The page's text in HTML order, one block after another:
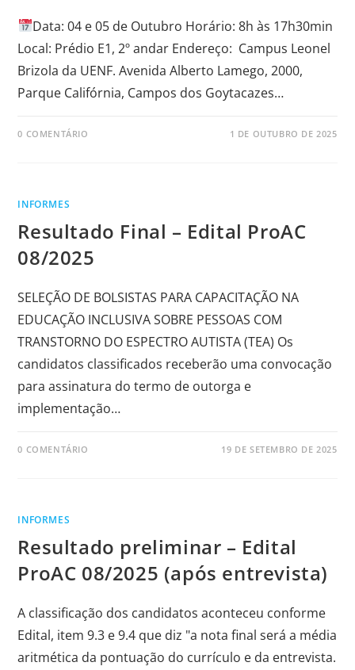
Data: 04 e 05 de Outubro Horário: 8h às 17h30min
Local: Prédio E1, 2º andar Endereço: Campus Leonel
Brizola da UENF. Avenida Alberto Lamego, 2000,
Parque Califórnia, Campos dos Goytacazes…
0 COMENTÁRIO 1 DE OUTUBRO DE 2025
INFORMES
Resultado Final – Edital ProAC
08/2025
SELEÇÃO DE BOLSISTAS PARA CAPACITAÇÃO NA
EDUCAÇÃO INCLUSIVA SOBRE PESSOAS COM
TRANSTORNO DO ESPECTRO AUTISTA (TEA) Os
candidatos classificados receberão uma convocação
para assinatura do termo de outorga e
implementação…
0 COMENTÁRIO 19 DE SETEMBRO DE 2025
INFORMES
Resultado preliminar – Edital
ProAC 08/2025 (após entrevista)
A classificação dos candidatos aconteceu conforme
Edital, item 9.3 e 9.4 que diz "a nota final será a média
aritmética da pontuação do currículo e da entrevista.